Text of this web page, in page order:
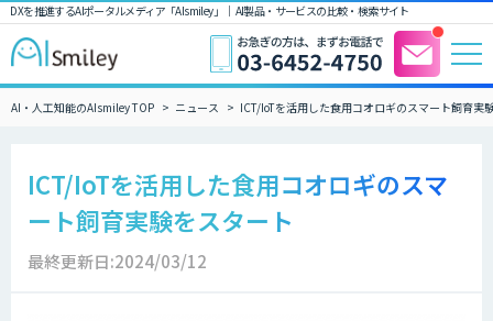
DXを推進するAIポータルメディア「AIsmiley」｜ AI製品・サービスの比較・検索サイト
AI・人工知能のAIsmiley TOP ニュース ICT/IoTを活用した食用コオロギのスマート飼育実
ICT/IoTを活用した食用コオロギのスマ
ート飼育実験をスタート
最終更新日:2024/03/12